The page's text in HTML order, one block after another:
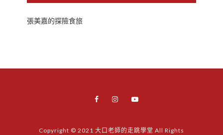
張美嘉的探險食旅
Copyright © 2021 大口老師的走跳學堂 All Rights